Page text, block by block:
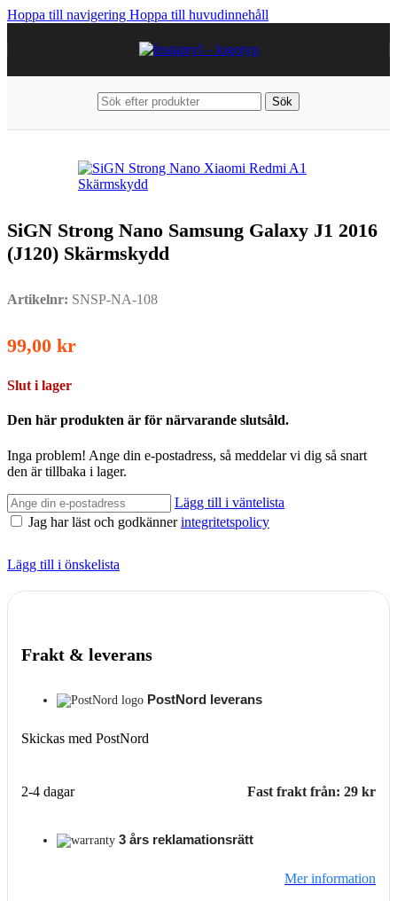
Hoppa till navigering Hoppa till huvudinnehåll
Sök
SiGN Strong Nano Samsung Galaxy J1 2016
(J120) Skärmskydd
Artikelnr: SNSP-NA-108
99,00 kr
Slut i lager
Den här produkten är för närvarande slutsåld.
Inga problem! Ange din e-postadress, så meddelar vi dig så snart
den är tillbaka i lager.
Lägg till i väntelista
Jag har läst och godkännerintegritetspolicy
Lägg till i önskelista
Frakt & leverans
PostNord leverans
Skickas med PostNord
2-4 dagar Fast frakt från: 29 kr
3 års reklamationsrätt
Mer information